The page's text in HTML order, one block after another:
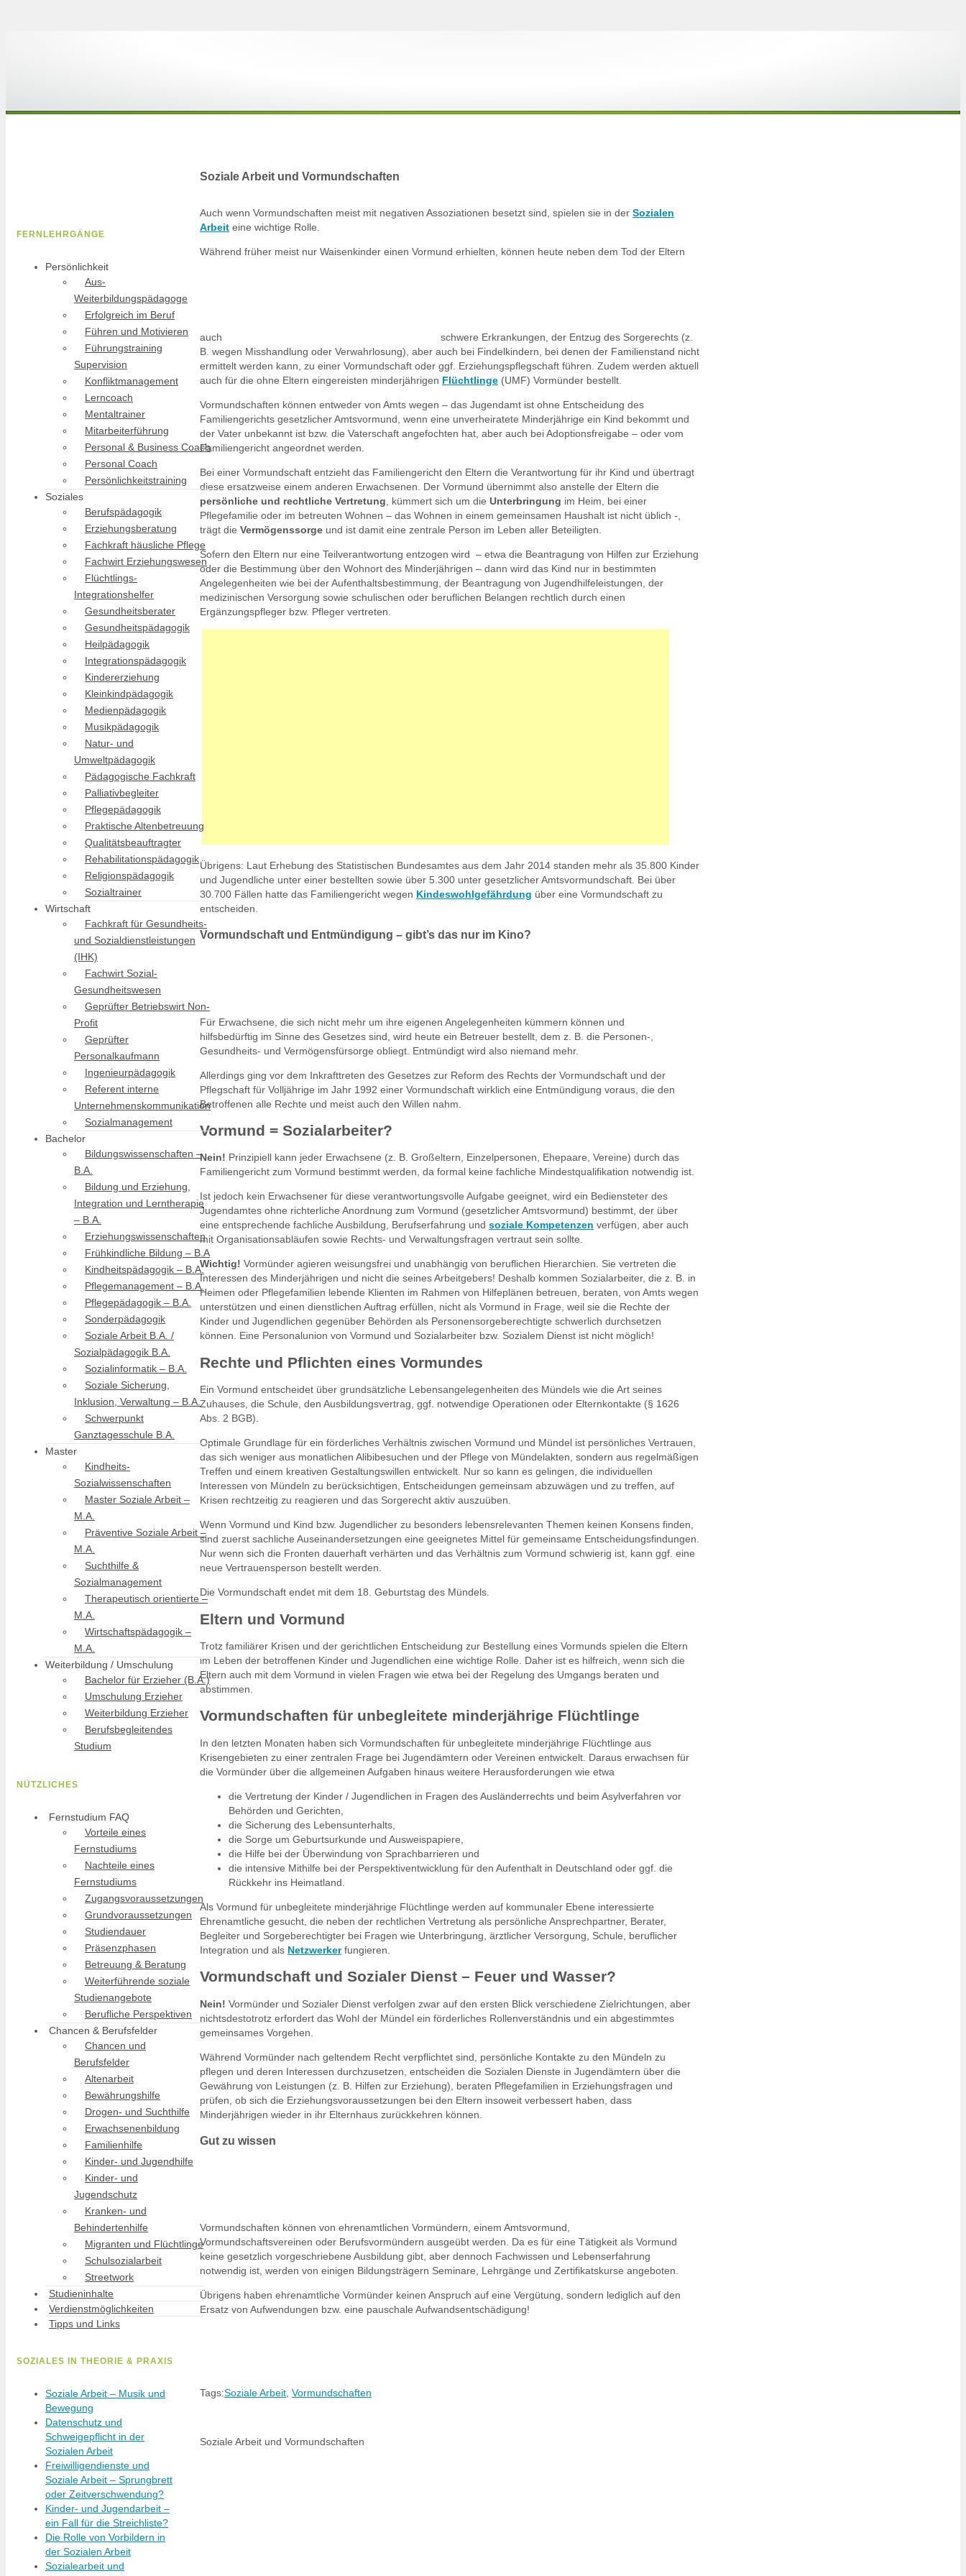
Soziale Arbeit und Vormundschaften
Auch wenn Vormundschaften meist mit negativen Assoziationen besetzt sind, spielen sie in der Sozialen
Arbeit eine wichtige Rolle.
Während früher meist nur Waisenkinder einen Vormund erhielten, können heute neben dem Tod der Eltern
auch
schwere Erkrankungen, der Entzug des Sorgerechts (z.
B. wegen Misshandlung oder Verwahrlosung), aber auch bei Findelkindern, bei denen der Familienstand nicht
ermittelt werden kann, zu einer Vormundschaft oder ggf. Erziehungspflegschaft führen. Zudem werden aktuell
auch für die ohne Eltern eingereisten minderjährigen Flüchtlinge (UMF) Vormünder bestellt.
Vormundschaften können entweder von Amts wegen – das Jugendamt ist ohne Entscheidung des
Familiengerichts gesetzlicher Amtsvormund, wenn eine unverheiratete Minderjährige ein Kind bekommt und
der Vater unbekannt ist bzw. die Vaterschaft angefochten hat, aber auch bei Adoptionsfreigabe – oder vom
Familiengericht angeordnet werden.
Bei einer Vormundschaft entzieht das Familiengericht den Eltern die Verantwortung für ihr Kind und übertragt
diese ersatzweise einem anderen Erwachsenen. Der Vormund übernimmt also anstelle der Eltern die
persönliche und rechtliche Vertretung , kümmert sich um die Unterbringung im Heim, bei einer
Pflegefamilie oder im betreuten Wohnen – das Wohnen in einem gemeinsamen Haushalt ist nicht üblich -,
trägt die Vermögenssorge und ist damit eine zentrale Person im Leben aller Beteiligten.
Sofern den Eltern nur eine Teilverantwortung entzogen wird – etwa die Beantragung von Hilfen zur Erziehung
oder die Bestimmung über den Wohnort des Minderjährigen – dann wird das Kind nur in bestimmten
Angelegenheiten wie bei der Aufenthaltsbestimmung, der Beantragung von Jugendhilfeleistungen, der
medizinischen Versorgung sowie schulischen oder beruflichen Belangen rechtlich durch einen
Ergänzungspfleger bzw. Pfleger vertreten.
Übrigens: Laut Erhebung des Statistischen Bundesamtes aus dem Jahr 2014 standen mehr als 35.800 Kinder
und Jugendliche unter einer bestellten sowie über 5.300 unter gesetzlicher Amtsvormundschaft. Bei über
30.700 Fällen hatte das Familiengericht wegen Kindeswohlgefährdung über eine Vormundschaft zu
entscheiden.
Vormundschaft und Entmündigung – gibt’s das nur im Kino?
Für Erwachsene, die sich nicht mehr um ihre eigenen Angelegenheiten kümmern können und
hilfsbedürftig im Sinne des Gesetzes sind, wird heute ein Betreuer bestellt, dem z. B. die Personen-,
Gesundheits- und Vermögensfürsorge obliegt. Entmündigt wird also niemand mehr.
Allerdings ging vor dem Inkrafttreten des Gesetzes zur Reform des Rechts der Vormundschaft und der
Pflegschaft für Volljährige im Jahr 1992 einer Vormundschaft wirklich eine Entmündigung voraus, die den
Betroffenen alle Rechte und meist auch den Willen nahm.
Vormund = Sozialarbeiter?
Nein! Prinzipiell kann jeder Erwachsene (z. B. Großeltern, Einzelpersonen, Ehepaare, Vereine) durch das
Familiengericht zum Vormund bestimmt werden, da formal keine fachliche Mindestqualifikation notwendig ist.
Ist jedoch kein Erwachsener für diese verantwortungsvolle Aufgabe geeignet, wird ein Bediensteter des
Jugendamtes ohne richterliche Anordnung zum Vormund (gesetzlicher Amtsvormund) bestimmt, der über
eine entsprechende fachliche Ausbildung, Berufserfahrung und soziale Kompetenzen verfügen, aber auch
mit Organisationsabläufen sowie Rechts- und Verwaltungsfragen vertraut sein sollte.
Wichtig! Vormünder agieren weisungsfrei und unabhängig von beruflichen Hierarchien. Sie vertreten die
Interessen des Minderjährigen und nicht die seines Arbeitgebers! Deshalb kommen Sozialarbeiter, die z. B. in
Heimen oder Pflegefamilien lebende Klienten im Rahmen von Hilfeplänen betreuen, beraten, von Amts wegen
unterstützen und einen dienstlichen Auftrag erfüllen, nicht als Vormund in Frage, weil sie die Rechte der
Kinder und Jugendlichen gegenüber Behörden als Personensorgeberechtigte schwerlich durchsetzen
können. Eine Personalunion von Vormund und Sozialarbeiter bzw. Sozialem Dienst ist nicht möglich!
Rechte und Pflichten eines Vormundes
Ein Vormund entscheidet über grundsätzliche Lebensangelegenheiten des Mündels wie die Art seines
Zuhauses, die Schule, den Ausbildungsvertrag, ggf. notwendige Operationen oder Elternkontakte (§ 1626
Abs. 2 BGB).
Optimale Grundlage für ein förderliches Verhältnis zwischen Vormund und Mündel ist persönliches Vertrauen,
das sich weniger aus monatlichen Alibibesuchen und der Pflege von Mündelakten, sondern aus regelmäßigen
Treffen und einem kreativen Gestaltungswillen entwickelt. Nur so kann es gelingen, die individuellen
Interessen von Mündeln zu berücksichtigen, Entscheidungen gemeinsam abzuwägen und zu treffen, auf
Krisen rechtzeitig zu reagieren und das Sorgerecht aktiv auszuüben.
Wenn Vormund und Kind bzw. Jugendlicher zu besonders lebensrelevanten Themen keinen Konsens finden,
sind zuerst sachliche Auseinandersetzungen eine geeignetes Mittel für gemeinsame Entscheidungsfindungen.
Nur wenn sich die Fronten dauerhaft verhärten und das Verhältnis zum Vormund schwierig ist, kann ggf. eine
neue Vertrauensperson bestellt werden.
Die Vormundschaft endet mit dem 18. Geburtstag des Mündels.
Eltern und Vormund
Trotz familiärer Krisen und der gerichtlichen Entscheidung zur Bestellung eines Vormunds spielen die Eltern
im Leben der betroffenen Kinder und Jugendlichen eine wichtige Rolle. Daher ist es hilfreich, wenn sich die
Eltern auch mit dem Vormund in vielen Fragen wie etwa bei der Regelung des Umgangs beraten und
abstimmen.
Vormundschaften für unbegleitete minderjährige Flüchtlinge
In den letzten Monaten haben sich Vormundschaften für unbegleitete minderjährige Flüchtlinge aus
Krisengebieten zu einer zentralen Frage bei Jugendämtern oder Vereinen entwickelt. Daraus erwachsen für
die Vormünder über die allgemeinen Aufgaben hinaus weitere Herausforderungen wie etwa
die Vertretung der Kinder / Jugendlichen in Fragen des Ausländerrechts und beim Asylverfahren vor
Behörden und Gerichten,
die Sicherung des Lebensunterhalts,
die Sorge um Geburtsurkunde und Ausweispapiere,
die Hilfe bei der Überwindung von Sprachbarrieren und
die intensive Mithilfe bei der Perspektiventwicklung für den Aufenthalt in Deutschland oder ggf. die
Rückkehr ins Heimatland.
Als Vormund für unbegleitete minderjährige Flüchtlinge werden auf kommunaler Ebene interessierte
Ehrenamtliche gesucht, die neben der rechtlichen Vertretung als persönliche Ansprechpartner, Berater,
Begleiter und Sorgeberechtigter bei Fragen wie Unterbringung, ärztlicher Versorgung, Schule, beruflicher
Integration und als Netzwerkerfungieren.
Vormundschaft und Sozialer Dienst – Feuer und Wasser?
Nein! Vormünder und Sozialer Dienst verfolgen zwar auf den ersten Blick verschiedene Zielrichtungen, aber
nichtsdestotrotz erfordert das Wohl der Mündel ein förderliches Rollenverständnis und ein abgestimmtes
gemeinsames Vorgehen.
Während Vormünder nach geltendem Recht verpflichtet sind, persönliche Kontakte zu den Mündeln zu
pflegen und deren Interessen durchzusetzen, entscheiden die Sozialen Dienste in Jugendämtern über die
Gewährung von Leistungen (z. B. Hilfen zur Erziehung), beraten Pflegefamilien in Erziehungsfragen und
prüfen, ob sich die Erziehungsvoraussetzungen bei den Eltern insoweit verbessert haben, dass
Minderjährigen wieder in ihr Elternhaus zurückkehren können.
Gut zu wissen
Vormundschaften können von ehrenamtlichen Vormündern, einem Amtsvormund,
Vormundschaftsvereinen oder Berufsvormündern ausgeübt werden. Da es für eine Tätigkeit als Vormund
keine gesetzlich vorgeschriebene Ausbildung gibt, aber dennoch Fachwissen und Lebenserfahrung
notwendig ist, werden von einigen Bildungsträgern Seminare, Lehrgänge und Zertifikatskurse angeboten.
Übrigens haben ehrenamtliche Vormünder keinen Anspruch auf eine Vergütung, sondern lediglich auf den
Ersatz von Aufwendungen bzw. eine pauschale Aufwandsentschädigung!
Tags:Soziale Arbeit, Vormundschaften
Soziale Arbeit und Vormundschaften
FERNLEHRGÄNGE
Persönlichkeit
Aus-
Weiterbildungspädagoge
Erfolgreich im Beruf
Führen und Motivieren
Führungstraining
Supervision
Konfliktmanagement
Lerncoach
Mentaltrainer
Mitarbeiterführung
Personal & Business Coach
Personal Coach
Persönlichkeitstraining
Soziales
Berufspädagogik
Erziehungsberatung
Fachkraft häusliche Pflege
Fachwirt Erziehungswesen
Flüchtlings-
Integrationshelfer
Gesundheitsberater
Gesundheitspädagogik
Heilpädagogik
Integrationspädagogik
Kindererziehung
Kleinkindpädagogik
Medienpädagogik
Musikpädagogik
Natur- und
Umweltpädagogik
Pädagogische Fachkraft
Palliativbegleiter
Pflegepädagogik
Praktische Altenbetreuung
Qualitätsbeauftragter
Rehabilitationspädagogik
Religionspädagogik
Sozialtrainer
Wirtschaft
Fachkraft für Gesundheits-
und Sozialdienstleistungen
(IHK)
Fachwirt Sozial-
Gesundheitswesen
Geprüfter Betriebswirt Non-
Profit
Geprüfter
Personalkaufmann
Ingenieurpädagogik
Referent interne
Unternehmenskommunikation
Sozialmanagement
Bachelor
Bildungswissenschaften –
B.A.
Bildung und Erziehung,
Integration und Lerntherapie
– B.A.
Erziehungswissenschaften
Frühkindliche Bildung – B.A
Kindheitspädagogik – B.A.
Pflegemanagement – B.A.
Pflegepädagogik – B.A.
Sonderpädagogik
Soziale Arbeit B.A. /
Sozialpädagogik B.A.
Sozialinformatik – B.A.
Soziale Sicherung,
Inklusion, Verwaltung – B.A.
Schwerpunkt
Ganztagesschule B.A.
Master
Kindheits-
Sozialwissenschaften
Master Soziale Arbeit –
M.A.
Präventive Soziale Arbeit –
M.A.
Suchthilfe &
Sozialmanagement
Therapeutisch orientierte –
M.A.
Wirtschaftspädagogik –
M.A.
Weiterbildung / Umschulung
Bachelor für Erzieher (B.A.)
Umschulung Erzieher
Weiterbildung Erzieher
Berufsbegleitendes
Studium
NÜTZLICHES
Fernstudium FAQ
Vorteile eines
Fernstudiums
Nachteile eines
Fernstudiums
Zugangsvoraussetzungen
Grundvoraussetzungen
Studiendauer
Präsenzphasen
Betreuung & Beratung
Weiterführende soziale
Studienangebote
Berufliche Perspektiven
Chancen & Berufsfelder
Chancen und
Berufsfelder
Altenarbeit
Bewährungshilfe
Drogen- und Suchthilfe
Erwachsenenbildung
Familienhilfe
Kinder- und Jugendhilfe
Kinder- und
Jugendschutz
Kranken- und
Behindertenhilfe
Migranten und Flüchtlinge
Schulsozialarbeit
Streetwork
Studieninhalte
Verdienstmöglichkeiten
Tipps und Links
SOZIALES IN THEORIE & PRAXIS
Soziale Arbeit – Musik und
Bewegung
Datenschutz und
Schweigepflicht in der
Sozialen Arbeit
Freiwilligendienste und
Soziale Arbeit – Sprungbrett
oder Zeitverschwendung?
Kinder- und Jugendarbeit –
ein Fall für die Streichliste?
Die Rolle von Vorbildern in
der Sozialen Arbeit
Sozialearbeit und